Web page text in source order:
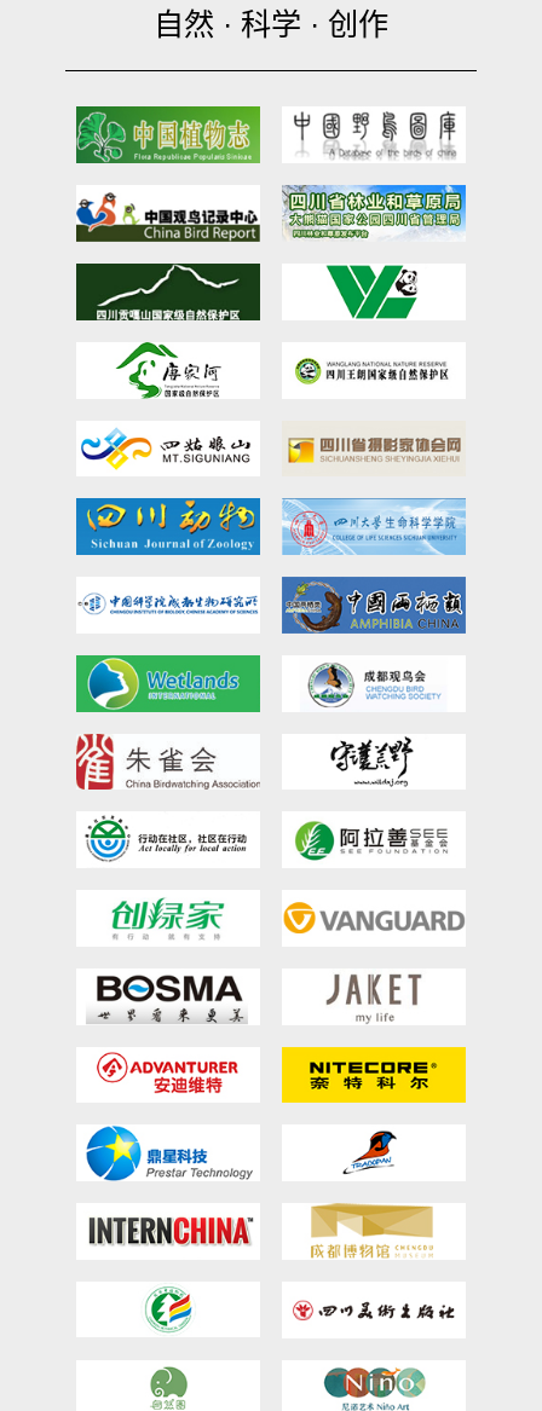
自然 · 科学 · 创作